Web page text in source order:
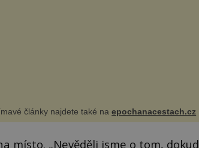
články najdete také naepochanacestach.cz
místo. „Nevěděli jsme o tom, dokud